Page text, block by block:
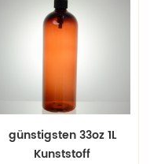
günstigsten 33oz 1L
Kunststoff